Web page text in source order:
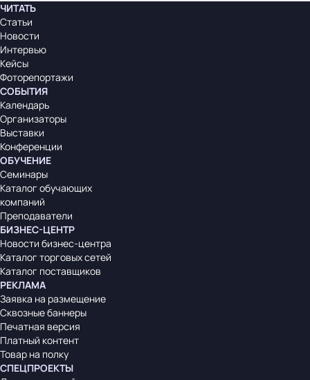
ЧИТАТЬ
Статьи
Новости
Интервью
Кейсы
Фоторепортажи
СОБЫТИЯ
Календарь
Организаторы
Выставки
Конференции
ОБУЧЕНИЕ
Семинары
Каталог обучающих
компаний
Преподаватели
БИЗНЕС-ЦЕНТР
Новости бизнес-центра
Каталог торговых сетей
Каталог поставщиков
РЕКЛАМА
Заявка на размещение
Сквозные баннеры
Печатная версия
Платный контент
Товар на полку
СПЕЦПРОЕКТЫ